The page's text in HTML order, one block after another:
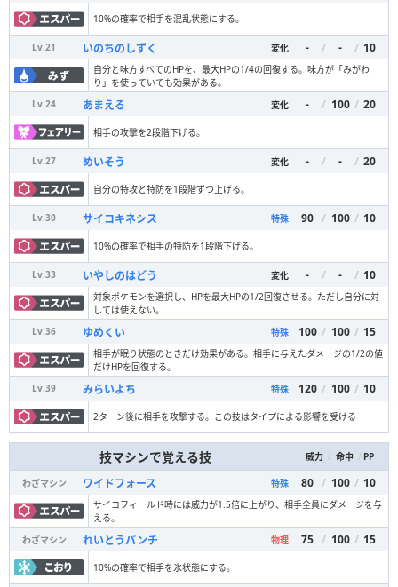
10%の確率で相手を混乱状態にする。
Lv.21 いのちのしずく 変化 - / - / 10
自分と味方すべてのHPを、最大HPの1/4の回復する。味方が「みがわ
り」を使っていても効果がある。
Lv.24 あまえる 変化 - / 100 / 20
相手の攻撃を2段階下げる。
Lv.27 めいそう 変化 - / - / 20
自分の特攻と特防を1段階ずつ上げる。
Lv.30 サイコキネシス 特殊 90 / 100 / 10
10%の確率で相手の特防を1段階下げる。
Lv.33 いやしのはどう 変化 - / - / 10
対象ポケモンを選択し、HPを最大HPの1/2回復させる。ただし自分に対
しては使えない。
Lv.36 ゆめくい 特殊 100 / 100 / 15
相手が眠り状態のときだけ効果がある。相手に与えたダメージの1/2の値
だけHPを回復する。
Lv.39 みらいよち 特殊 120 / 100 / 10
2ターン後に相手を攻撃する。この技はタイプによる影響を受ける
技マシンで覚える技 威力 / 命中 / PP
わざマシン ワイドフォース 特殊 80 / 100 / 10
サイコフィールド時には威力が1.5倍に上がり、相手全員にダメージを与
える。
わざマシン
れいとうパンチ 物理 75 / 100 / 15
10%の確率で相手を氷状態にする。